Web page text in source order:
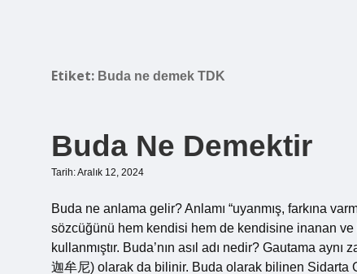
Etiket: Buda ne demek TDK
Buda Ne Demektir
Tarih: Aralık 12, 2024
Buda ne anlama gelir? Anlamı “uyanmış, farkına
sözcüğünü hem kendisi hem de kendisine inanan
kullanmıştır. Buda’nın asıl adı nedir? Gautama
迦牟尼) olarak da bilinir. Buda olarak bilinen Sidarta